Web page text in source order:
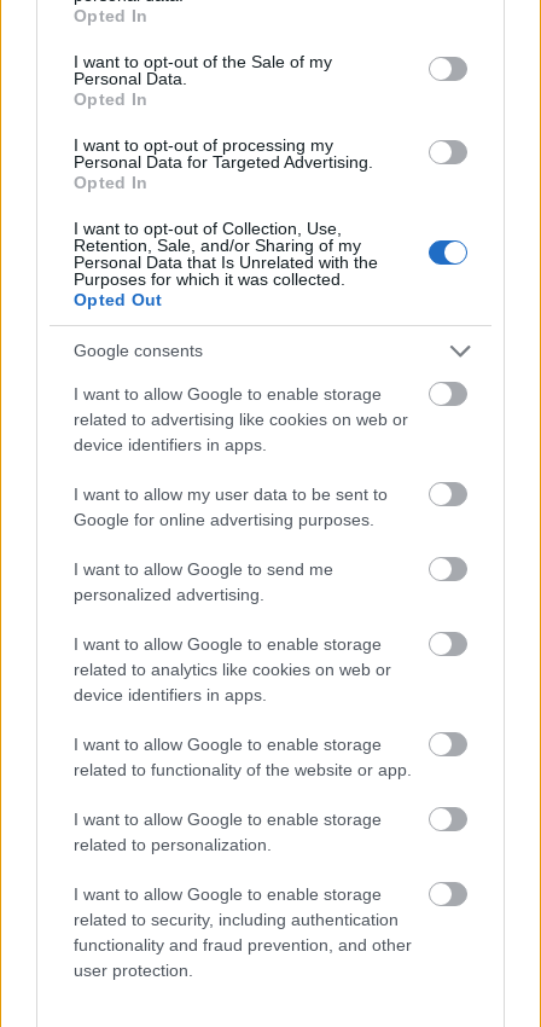
use your data for below specified purposes in below Google
consent section.
Opted In
I want to opt-out of the Sale of my
Personal Data.
Opted In
I want to opt-out of processing my
Personal Data for Targeted Advertising.
Opted In
I want to opt-out of Collection, Use,
Retention, Sale, and/or Sharing of my
Personal Data that Is Unrelated with the
Purposes for which it was collected.
Opted Out
Google consents
I want to allow Google to enable storage
related to advertising like cookies on web or
device identifiers in apps.
I want to allow my user data to be sent to
Google for online advertising purposes.
I want to allow Google to send me
personalized advertising.
I want to allow Google to enable storage
related to analytics like cookies on web or
device identifiers in apps.
I want to allow Google to enable storage
related to functionality of the website or app.
I want to allow Google to enable storage
related to personalization.
I want to allow Google to enable storage
related to security, including authentication
functionality and fraud prevention, and other
user protection.
A post shared by Roberto ? (@roby.photography)